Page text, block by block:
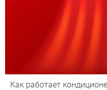
Как работает